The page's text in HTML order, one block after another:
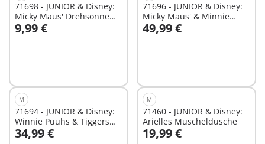
71698 - JUNIOR & Disney:
Micky Maus' Drehsonne
mit Rasselfunktion
9,99 €
In den Warenkorb
71696 - JUNIOR & Disney:
Micky Maus' & Minnie
Maus' Wolkenhaus
49,99 €
In den Warenkorb
M
71694 - JUNIOR & Disney:
Winnie Puuhs & Tiggers
Bienengarten
34,99 €
In den Warenkorb
M
71460 - JUNIOR & Disney:
Arielles Muscheldusche
19,99 €
In den Warenkorb